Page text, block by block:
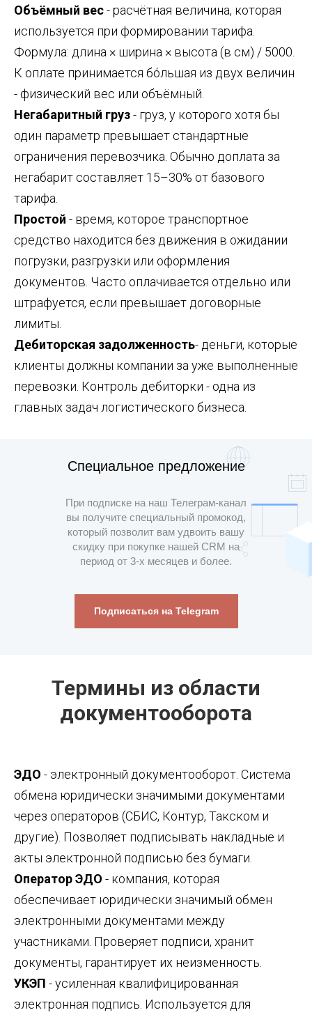
Объёмный вес- расчётная величина, которая
используется при формировании тарифа.
Формула: длина × ширина × высота (в см) / 5000.
К оплате принимается бóльшая из двух величин
- физический вес или объёмный.
Негабаритный груз- груз, у которого хотя бы
один параметр превышает стандартные
ограничения перевозчика. Обычно доплата за
негабарит составляет 15–30% от базового
тарифа.
Простой - время, которое транспортное
средство находится без движения в ожидании
погрузки, разгрузки или оформления
документов. Часто оплачивается отдельно или
штрафуется, если превышает договорные
лимиты.
Дебиторская задолженность- деньги, которые
клиенты должны компании за уже выполненные
перевозки. Контроль дебиторки - одна из
главных задач логистического бизнеса.
Специальное предложение
При подписке на наш Телеграм-канал
вы получите специальный промокод,
который позволит вам удвоить вашу
скидку при покупке нашей CRM на
период от 3-х месяцев и более.
Подписаться на Telegram
Термины из области
документооборота
ЭДО - электронный документооборот. Система
обмена юридически значимыми документами
через операторов (СБИС, Контур, Такском и
другие). Позволяет подписывать накладные и
акты электронной подписью без бумаги.
Оператор ЭДО - компания, которая
обеспечивает юридически значимый обмен
электронными документами между
участниками. Проверяет подписи, хранит
документы, гарантирует их неизменность.
УКЭП - усиленная квалифицированная
электронная подпись. Используется для